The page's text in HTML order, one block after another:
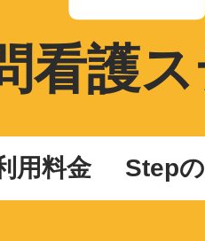
看護
用料金 Step